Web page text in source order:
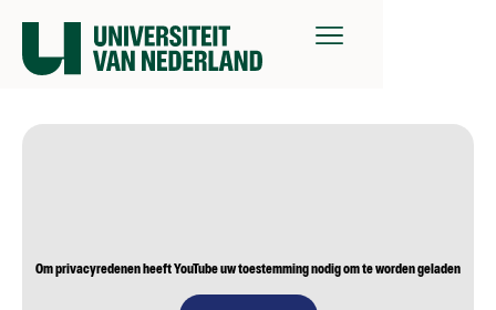
Om privacyredenen heeft YouTube uw toestemming nodig om te worden geladen